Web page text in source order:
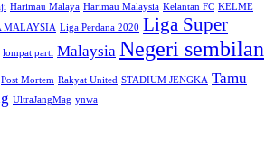
Harimau Malaya Harimau Malaysia Kelantan FC KELME
MALAYSIA Liga Perdana 2020 Liga Super
lompat parti Malaysia Negeri sembilan
Post Mortem Rakyat United STADIUM JENGKA Tamu
UltraJangMag ynwa